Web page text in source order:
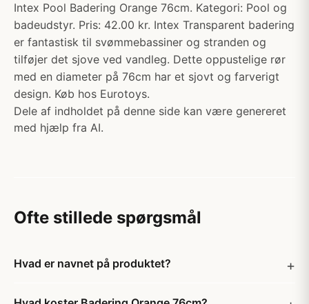
Intex Pool Badering Orange 76cm. Kategori: Pool og
badeudstyr. Pris: 42.00 kr. Intex Transparent badering
er fantastisk til svømmebassiner og stranden og
tilføjer det sjove ved vandleg. Dette oppustelige rør
med en diameter på 76cm har et sjovt og farverigt
design. Køb hos Eurotoys.
Dele af indholdet på denne side kan være genereret
med hjælp fra AI.
Ofte stillede spørgsmål
Hvad er navnet på produktet?